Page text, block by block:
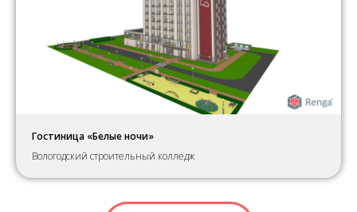
Гостиница «Белые ночи»
Вологодский строительный колледж